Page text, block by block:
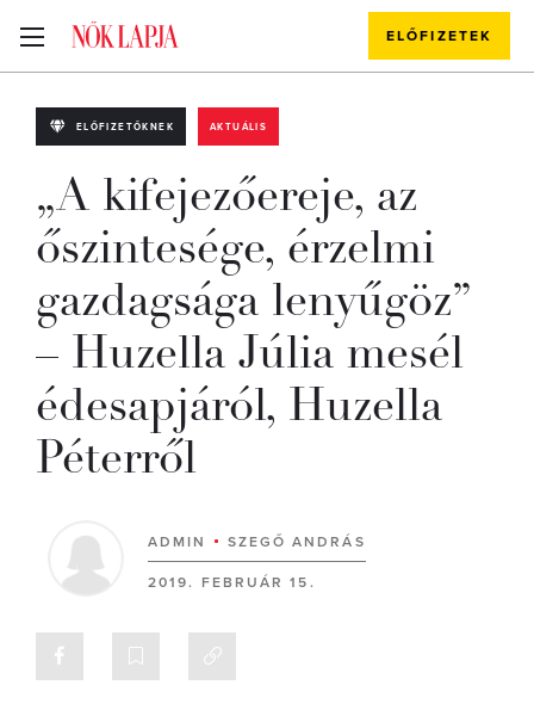
ELŐFIZETEK
ELŐFIZETŐKNEK AKTUÁLIS
„A kifejezőereje, az
őszintesége, érzelmi
gazdagsága lenyűgöz”
– Huzella Júlia mesél
édesapjáról, Huzella
Péterről
ADMIN SZEGŐ ANDRÁS
2019. FEBRUÁR 15.